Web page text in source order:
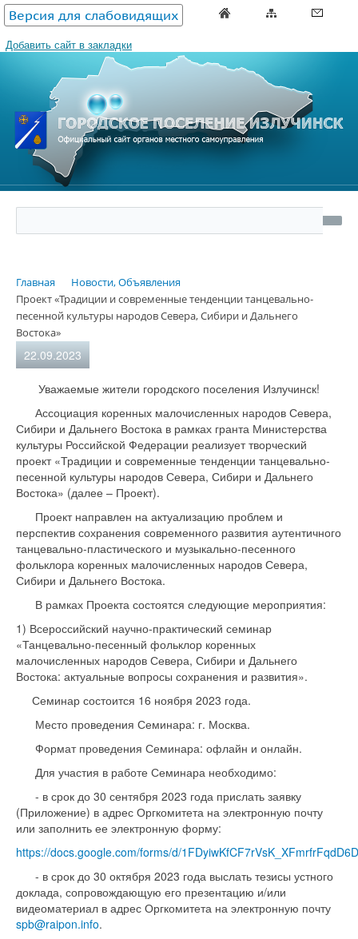
Версия для слабовидящих
Добавить сайт в закладки
Главная
Новости, Объявления
Проект «Традиции и современные тенденции танцевально-
песенной культуры народов Севера, Сибири и Дальнего
Востока»
22.09.2023
Уважаемые жители городского поселения Излучинск!
Ассоциация коренных малочисленных народов Севера,
Сибири и Дальнего Востока в рамках гранта Министерства
культуры Российской Федерации реализует творческий
проект «Традиции и современные тенденции танцевально-
песенной культуры народов Севера, Сибири и Дальнего
Востока» (далее – Проект).
Проект направлен на актуализацию проблем и
перспектив сохранения современного развития аутентичного
танцевально-пластического и музыкально-песенного
фольклора коренных малочисленных народов Севера,
Сибири и Дальнего Востока.
В рамках Проекта состоятся следующие мероприятия:
1) Всероссийский научно-практический семинар
«Танцевально-песенный фольклор коренных
малочисленных народов Севера, Сибири и Дальнего
Востока: актуальные вопросы сохранения и развития».
Семинар состоится 16 ноября 2023 года.
Место проведения Семинара: г. Москва.
Формат проведения Семинара: офлайн и онлайн.
Для участия в работе Семинара необходимо:
- в срок до 30 сентября 2023 года прислать заявку
(Приложение) в адрес Оргкомитета на электронную почту
или заполнить ее электронную форму:
https://docs.google.com/forms/d/
- в срок до 30 октября 2023 года выслать тезисы устного
доклада, сопровождающую его презентацию и/или
видеоматериал в адрес Оргкомитета на электронную почту
spb@raipon.info.